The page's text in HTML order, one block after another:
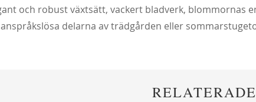
och robust växtsätt, vackert bladverk, blommornas
delarna av trädgården eller